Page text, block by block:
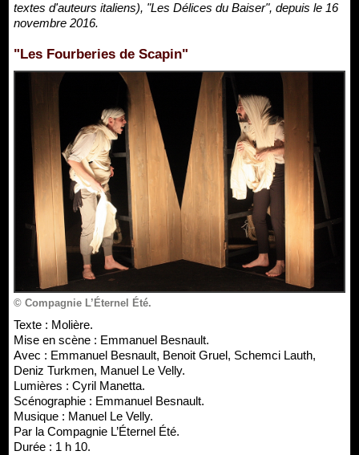
textes d'auteurs italiens), "Les Délices du Baiser", depuis le 16
novembre 2016.
"Les Fourberies de Scapin"
© Compagnie L’Éternel Été.
Texte : Molière.
Mise en scène : Emmanuel Besnault.
Avec : Emmanuel Besnault, Benoit Gruel, Schemci Lauth,
Deniz Turkmen, Manuel Le Velly.
Lumières : Cyril Manetta.
Scénographie : Emmanuel Besnault.
Musique : Manuel Le Velly.
Par la Compagnie L’Éternel Été.
Durée : 1 h 10.